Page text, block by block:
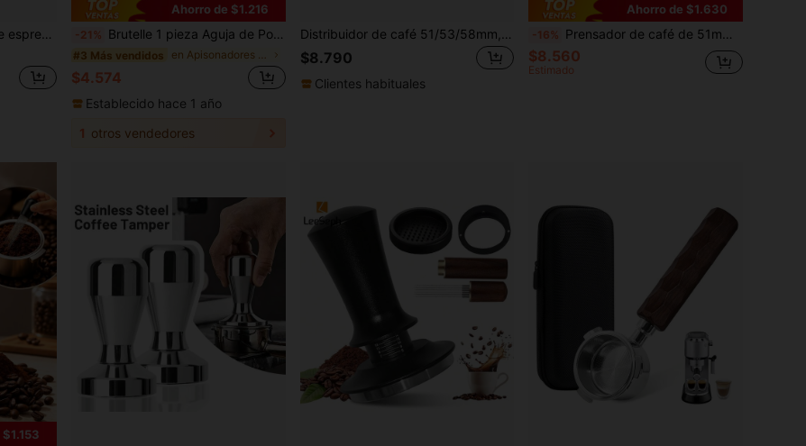
de acero inoxidable 304 con doble resorte
Ahorro de $1.216
-21% Brutelle 1 pieza Aguja de Polvo de Café de Acero Inoxidable Aguja de Polvo de Café Distribuidor de Polvo de Café Portátil Adecuado para Rincón de Café en Casa, Oficina y Viajes
#3 Más vendidos en Apisonadores de café
$4.574
Establecido hace 1 año
1 otros vendedores
Distribuidor de café 51/53/58mm, Herramienta de distribución de café, Nivelador de café compatible con portafiltro 51/53/58mm - Herramienta profesional de distribución y nivelación de espresso, Café
$8.790
Clientes habituales
Ahorro de $1.630
-16% Prensador de café de 51mm/53mm/58mm, herramienta de prensado premium para barista. Con muelle calibrado, diseño de acero inoxidable, distribución de café ajustable en profundidad, herramienta de prensado autonivelante.
$8.560
Estimado